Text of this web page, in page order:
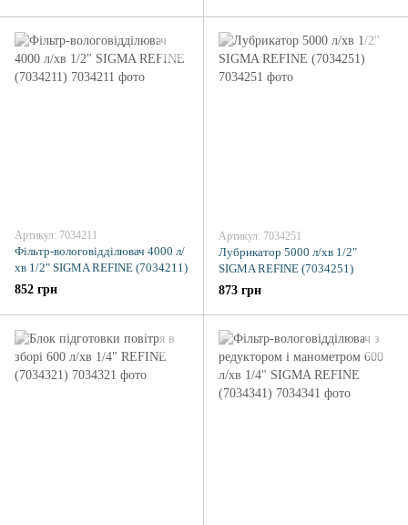
Артикул: 7034211
Фільтр-вологовідділювач 4000 л/
хв 1/2" SIGMA REFINE (7034211)
852 грн
Артикул: 7034251
Лубрикатор 5000 л/хв 1/2"
SIGMA REFINE (7034251)
873 грн